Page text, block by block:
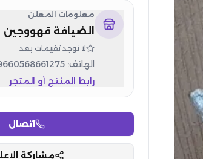
معلومات المعلن
الضيافة قهووجين
لا توجد تقييمات بعد
الهاتف:
رابط المنتج أو المتجر
اتصال
مشاركة